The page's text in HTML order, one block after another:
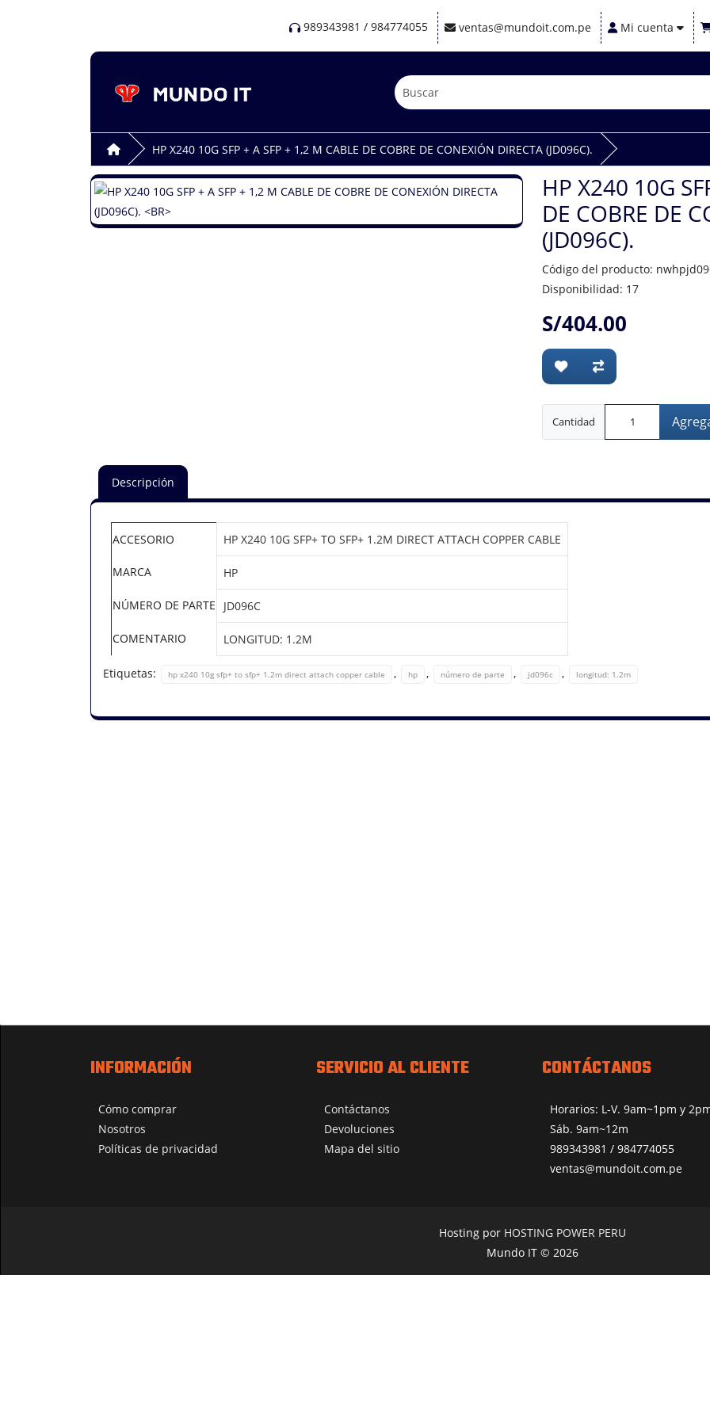
989343981 / 984774055 ventas@mundoit.com.pe Mi cuenta
HP X240 10G SFP + A SFP + 1,2 M CABLE DE COBRE DE CONEXIÓN DIRECTA (JD096C).
HP X240 10G
DE COBRE DE
(JD096C).
Código del producto:
Disponibilidad: 17
S/404.00
Cantidad
Descripción
ACCESORIO HP X240 10G SFP+ TO SFP+ 1.2M DIRECT ATTACH COPPER CABLE
MARCA HP
NÚMERO DE PARTE JD096C
COMENTARIO LONGITUD: 1.2M
Etiquetas: hp x240 10g sfp+ to sfp+ 1.2m direct attach copper cable , hp , número de parte , jd096c , longitud: 1.2m
INFORMACIÓN
Cómo comprar
Nosotros
Políticas de privacidad
SERVICIO AL CLIENTE
Contáctanos
Devoluciones
Mapa del sitio
CONTÁCTANOS
Horarios: L-V. 9am~1pm y
Sáb. 9am~12m
989343981 / 984774055
ventas@mundoit.com.pe
Hosting por HOSTING POWER PERU
Mundo IT © 2026